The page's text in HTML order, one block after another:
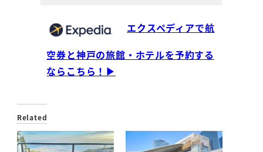
エクスペディアで航
空券と神戸の旅館・ホテルを予約する
ならこちら！▶
Related